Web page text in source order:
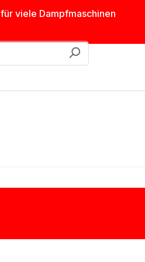
für viele Dampfmaschinen
Zubehör Antriebsmodelle